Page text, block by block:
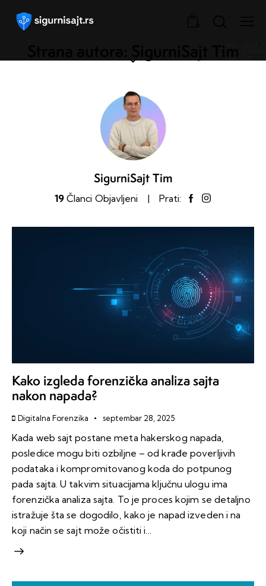
Strana autora: SigurniSajt Tim
SigurniSajt Tim
19Članci Objavljeni Prati:
Kako izgleda forenzička analiza sajta
nakon napada?
Digitalna Forenzika septembar 28, 2025
Kada web sajt postane meta hakerskog napada,
posledice mogu biti ozbiljne – od krađe poverljivih
podataka i kompromitovanog koda do potpunog
pada sajta. U takvim situacijama ključnu ulogu ima
forenzička analiza sajta. To je proces kojim se detaljno
istražuje šta se dogodilo, kako je napad izveden i na
koji način se sajt može očistiti i…